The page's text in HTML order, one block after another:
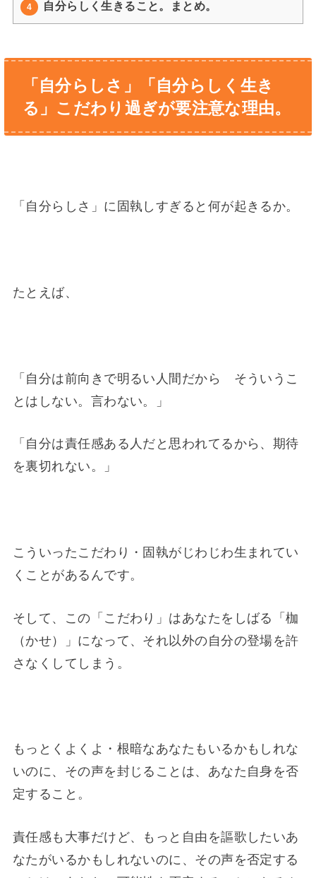
4 自分らしく生きること。まとめ。
「自分らしさ」「自分らしく生き
る」こだわり過ぎが要注意な理由。
「自分らしさ」に固執しすぎると何が起きるか。
たとえば、
「自分は前向きで明るい人間だから そういうこ
とはしない。言わない。」
「自分は責任感ある人だと思われてるから、期待
を裏切れない。」
こういったこだわり・固執がじわじわ生まれてい
くことがあるんです。
そして、この「こだわり」はあなたをしばる「枷
（かせ）」になって、それ以外の自分の登場を許
さなくしてしまう。
もっとくよくよ・根暗なあなたもいるかもしれな
いのに、その声を封じることは、あなた自身を否
定すること。
責任感も大事だけど、もっと自由を謳歌したいあ
なたがいるかもしれないのに、その声を否定する